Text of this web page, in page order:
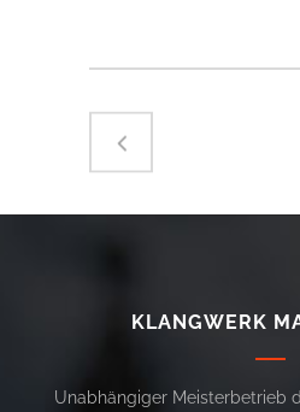
KLANGWERK
Unabhängiger Meisterbetrieb